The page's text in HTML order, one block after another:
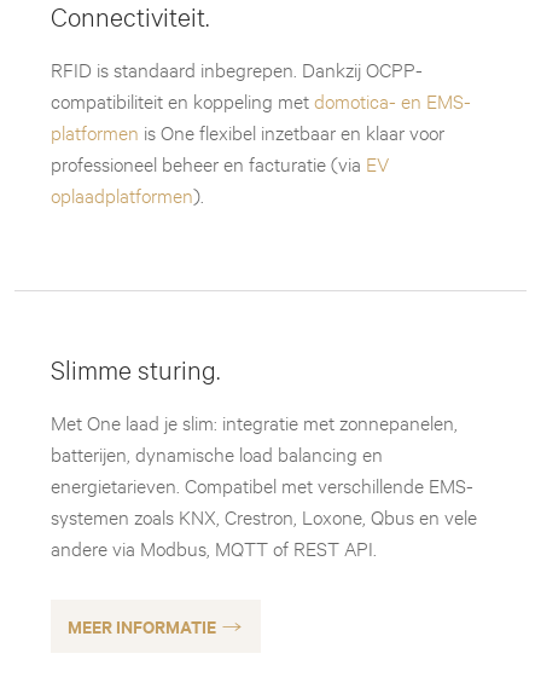
Connectiviteit.
RFID is standaard inbegrepen. Dankzij OCPP-
compatibiliteit en koppeling metdomotica- en EMS-
platformen is One flexibel inzetbaar en klaar voor
professioneel beheer en facturatie (via EV
oplaadplatformen).
Slimme sturing.
Met One laad je slim: integratie met zonnepanelen,
batterijen, dynamische load balancing en
energietarieven. Compatibel met verschillende EMS-
systemen zoals KNX, Crestron, Loxone, Qbus en vele
andere via Modbus, MQTT of REST API.
MEER INFORMATIE